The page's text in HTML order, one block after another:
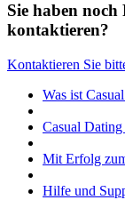
Sie haben
kontaktieren?
Kontaktieren Sie
Was ist
Casual
Mit Erfolg
Hilfe und